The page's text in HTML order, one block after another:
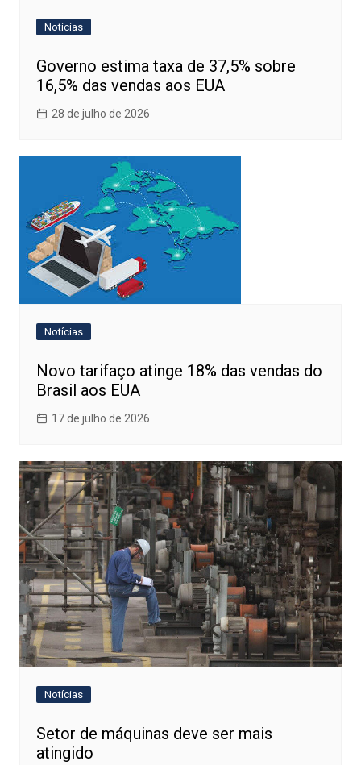
Notícias
Governo estima taxa de 37,5% sobre
16,5% das vendas aos EUA
28 de julho de 2026
Notícias
Novo tarifaço atinge 18% das vendas do
Brasil aos EUA
17 de julho de 2026
Notícias
Setor de máquinas deve ser mais
atingido